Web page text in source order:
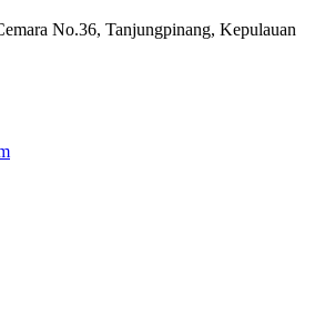
No.36, Tanjungpinang, Kepulauan